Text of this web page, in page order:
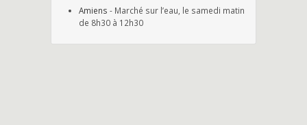
Amiens - Marché sur l’eau, le samedi matin
de 8h30 à 12h30